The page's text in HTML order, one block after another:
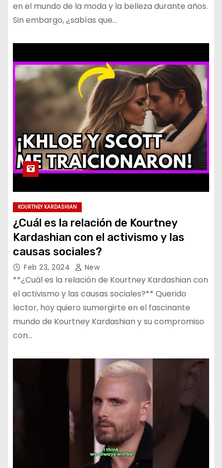
en el mundo de la moda y la belleza durante años.
Sin embargo, ¿sabías que…
KOURTNEY KARDASHIAN
¿Cuál es la relación de Kourtney
Kardashian con el activismo y las
causas sociales?
Feb 23, 2024 New
**¿Cuál es la relación de Kourtney Kardashian con
el activismo y las causas sociales?** Querido
lector, hoy quiero sumergirte en el fascinante
mundo de Kourtney Kardashian y su compromiso
con…